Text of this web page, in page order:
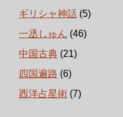
ギリシャ神話 (5)
一丞しゅん (46)
中国古典 (21)
四国遍路 (6)
西洋占星術 (7)